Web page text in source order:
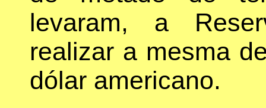
levaram, a
realizar a mesma
dólar americano.